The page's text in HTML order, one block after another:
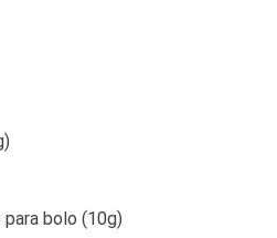
bolo (10g)